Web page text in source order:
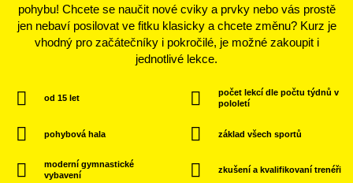
pohybu! Chcete se naučit nové cviky a prvky nebo vás prostě
jen nebaví posilovat ve fitku klasicky a chcete změnu? Kurz je
vhodný pro začátečníky i pokročilé, je možné zakoupit i
jednotlivé lekce.
od 15 let
počet lekcí dle počtu týdnů v
pololetí
pohybová hala základ všech sportů
moderní gymnastické
vybavení
zkušení a kvalifikovaní trenéři